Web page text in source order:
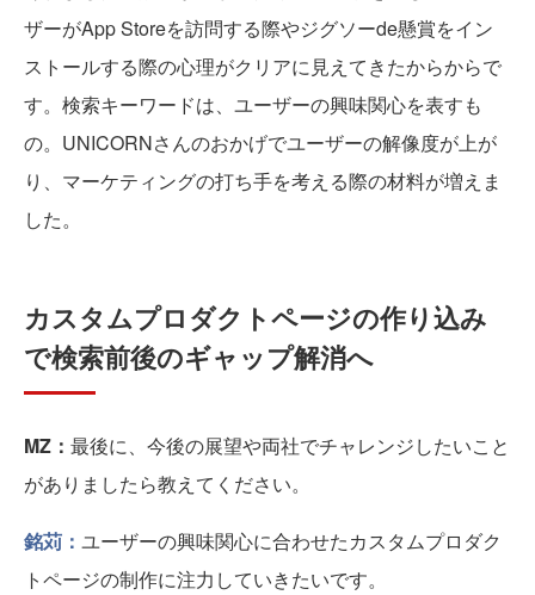
ザーがApp Storeを訪問する際やジグソーde懸賞をイン
ストールする際の心理がクリアに見えてきたからからで
す。検索キーワードは、ユーザーの興味関心を表すも
の。UNICORNさんのおかげでユーザーの解像度が上が
り、マーケティングの打ち手を考える際の材料が増えま
した。
カスタムプロダクトページの作り込み
で検索前後のギャップ解消へ
MZ： 最後に、今後の展望や両社でチャレンジしたいこと
がありましたら教えてください。
銘苅： ユーザーの興味関心に合わせたカスタムプロダク
トページの制作に注力していきたいです。